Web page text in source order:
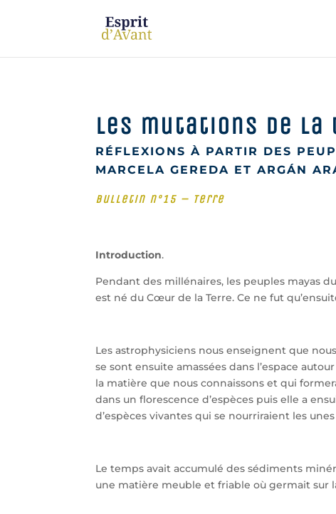
Les mutations de
RÉFLEXIONS À PARTIR DES
MARCELA GEREDA ET ARGÁN
Bulletin n°15 – Terre
Introduction.
Pendant des millénaires, les peuples mayas
est né du Cœur de la Terre. Ce ne fut
Les astrophysiciens nous enseignent que
se sont ensuite amassées dans l’espace
la matière que nous connaissons et qui
dans un florescence d’espèces puis elle a
d’espèces vivantes qui se nourriraient les
Le temps avait accumulé des sédiments
une matière meuble et friable où germait sur